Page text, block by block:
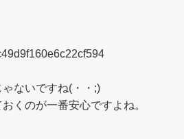
ないですね(・・;)
くのが一番安心ですよね。